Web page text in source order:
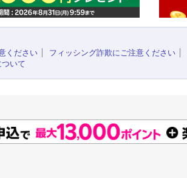
ください
フィッシング詐欺にご注意ください
いて